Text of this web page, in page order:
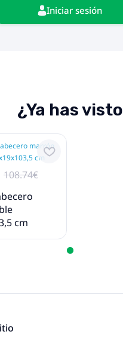
Iniciar sesión
¿Ya has visto
108.74€
cm